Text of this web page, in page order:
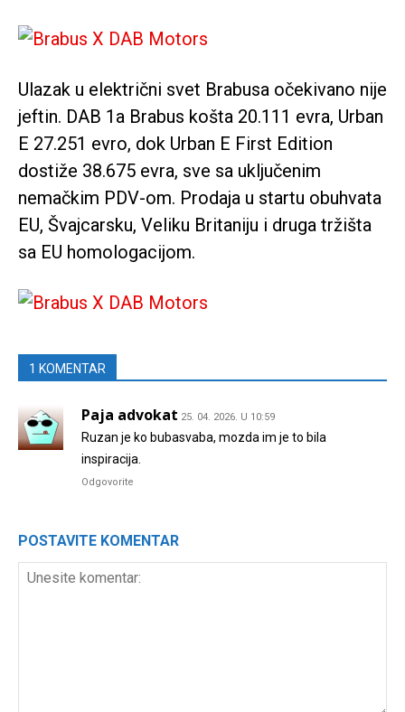
Ulazak u električni svet Brabusa očekivano nije
jeftin. DAB 1a Brabus košta 20.111 evra, Urban
E 27.251 evro, dok Urban E First Edition
dostiže 38.675 evra, sve sa uključenim
nemačkim PDV-om. Prodaja u startu obuhvata
EU, Švajcarsku, Veliku Britaniju i druga tržišta
sa EU homologacijom.
1 KOMENTAR
Paja advokat 25. 04. 2026. U 10:59
Ruzan je ko bubasvaba, mozda im je to bila
inspiracija.
Odgovorite
POSTAVITE KOMENTAR